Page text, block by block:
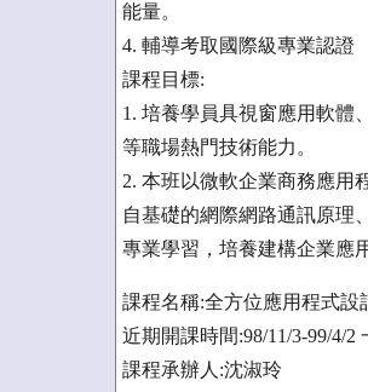
能量。
4. 輔導考取國際級專業認證
課程目標:
1. 培養學員具視窗應用軟體
等職場熱門技術能力。
2. 本班以微軟企業商務應用
自基礎的網際網路通訊原理
專業學習，培養建構企業應
課程名稱:全方位應用程式設
近期開課時間:98/11/3-99/4/2
課程承辦人:沈淑玲